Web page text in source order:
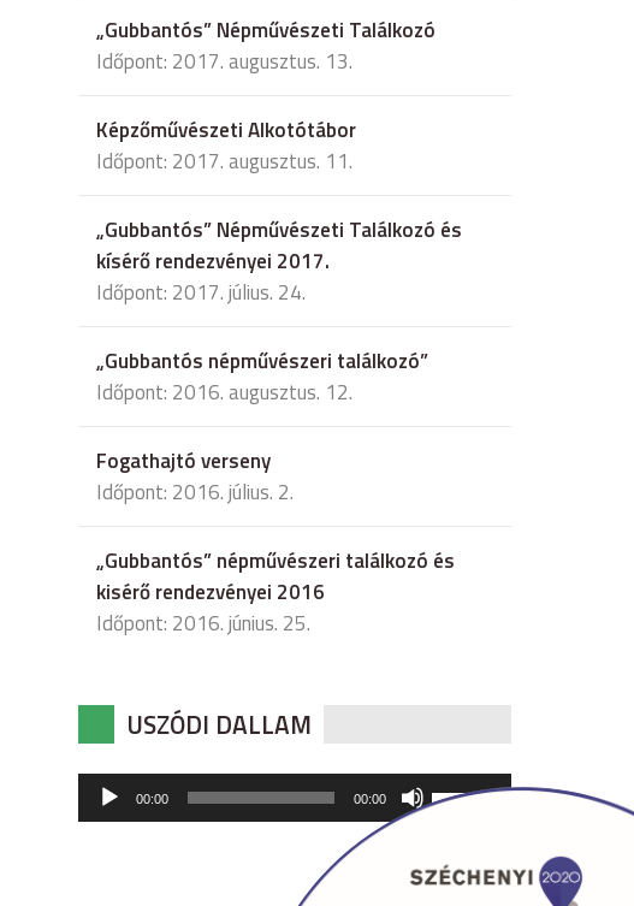
„Gubbantós” Népművészeti Találkozó
Időpont: 2017. augusztus. 13.
Képzőművészeti Alkotótábor
Időpont: 2017. augusztus. 11.
„Gubbantós” Népművészeti Találkozó és
kísérő rendezvényei 2017.
Időpont: 2017. július. 24.
„Gubbantós népművészeri találkozó”
Időpont: 2016. augusztus. 12.
Fogathajtó verseny
Időpont: 2016. július. 2.
„Gubbantós” népművészeri találkozó és
kisérő rendezvényei 2016
Időpont: 2016. június. 25.
USZÓDI DALLAM
Audió
lejátszó
00:00 00:00
hangerő
csökkentéséhez